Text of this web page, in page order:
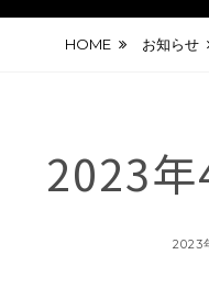
HOME お知らせ
2023
2023